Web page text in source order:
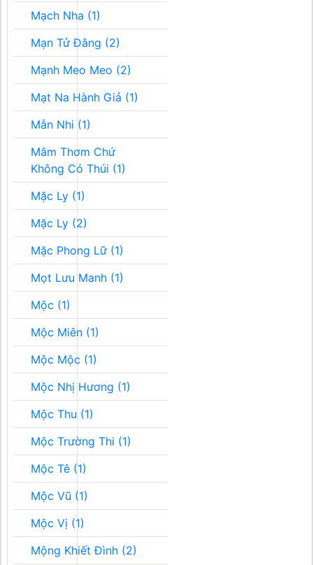
Mạch Nha (1)
Mạn Tử Đằng (2)
Mạnh Meo Meo (2)
Mạt Na Hành Giả (1)
Mẫn Nhi (1)
Mắm Thơm Chứ
Không Có Thúi (1)
Mặc Ly (1)
Mặc Ly (2)
Mặc Phong Lữ (1)
Mọt Lưu Manh (1)
Mộc (1)
Mộc Miên (1)
Mộc Mộc (1)
Mộc Nhị Hương (1)
Mộc Thu (1)
Mộc Trường Thi (1)
Mộc Tê (1)
Mộc Vũ (1)
Mộc Vị (1)
Mộng Khiết Đình (2)